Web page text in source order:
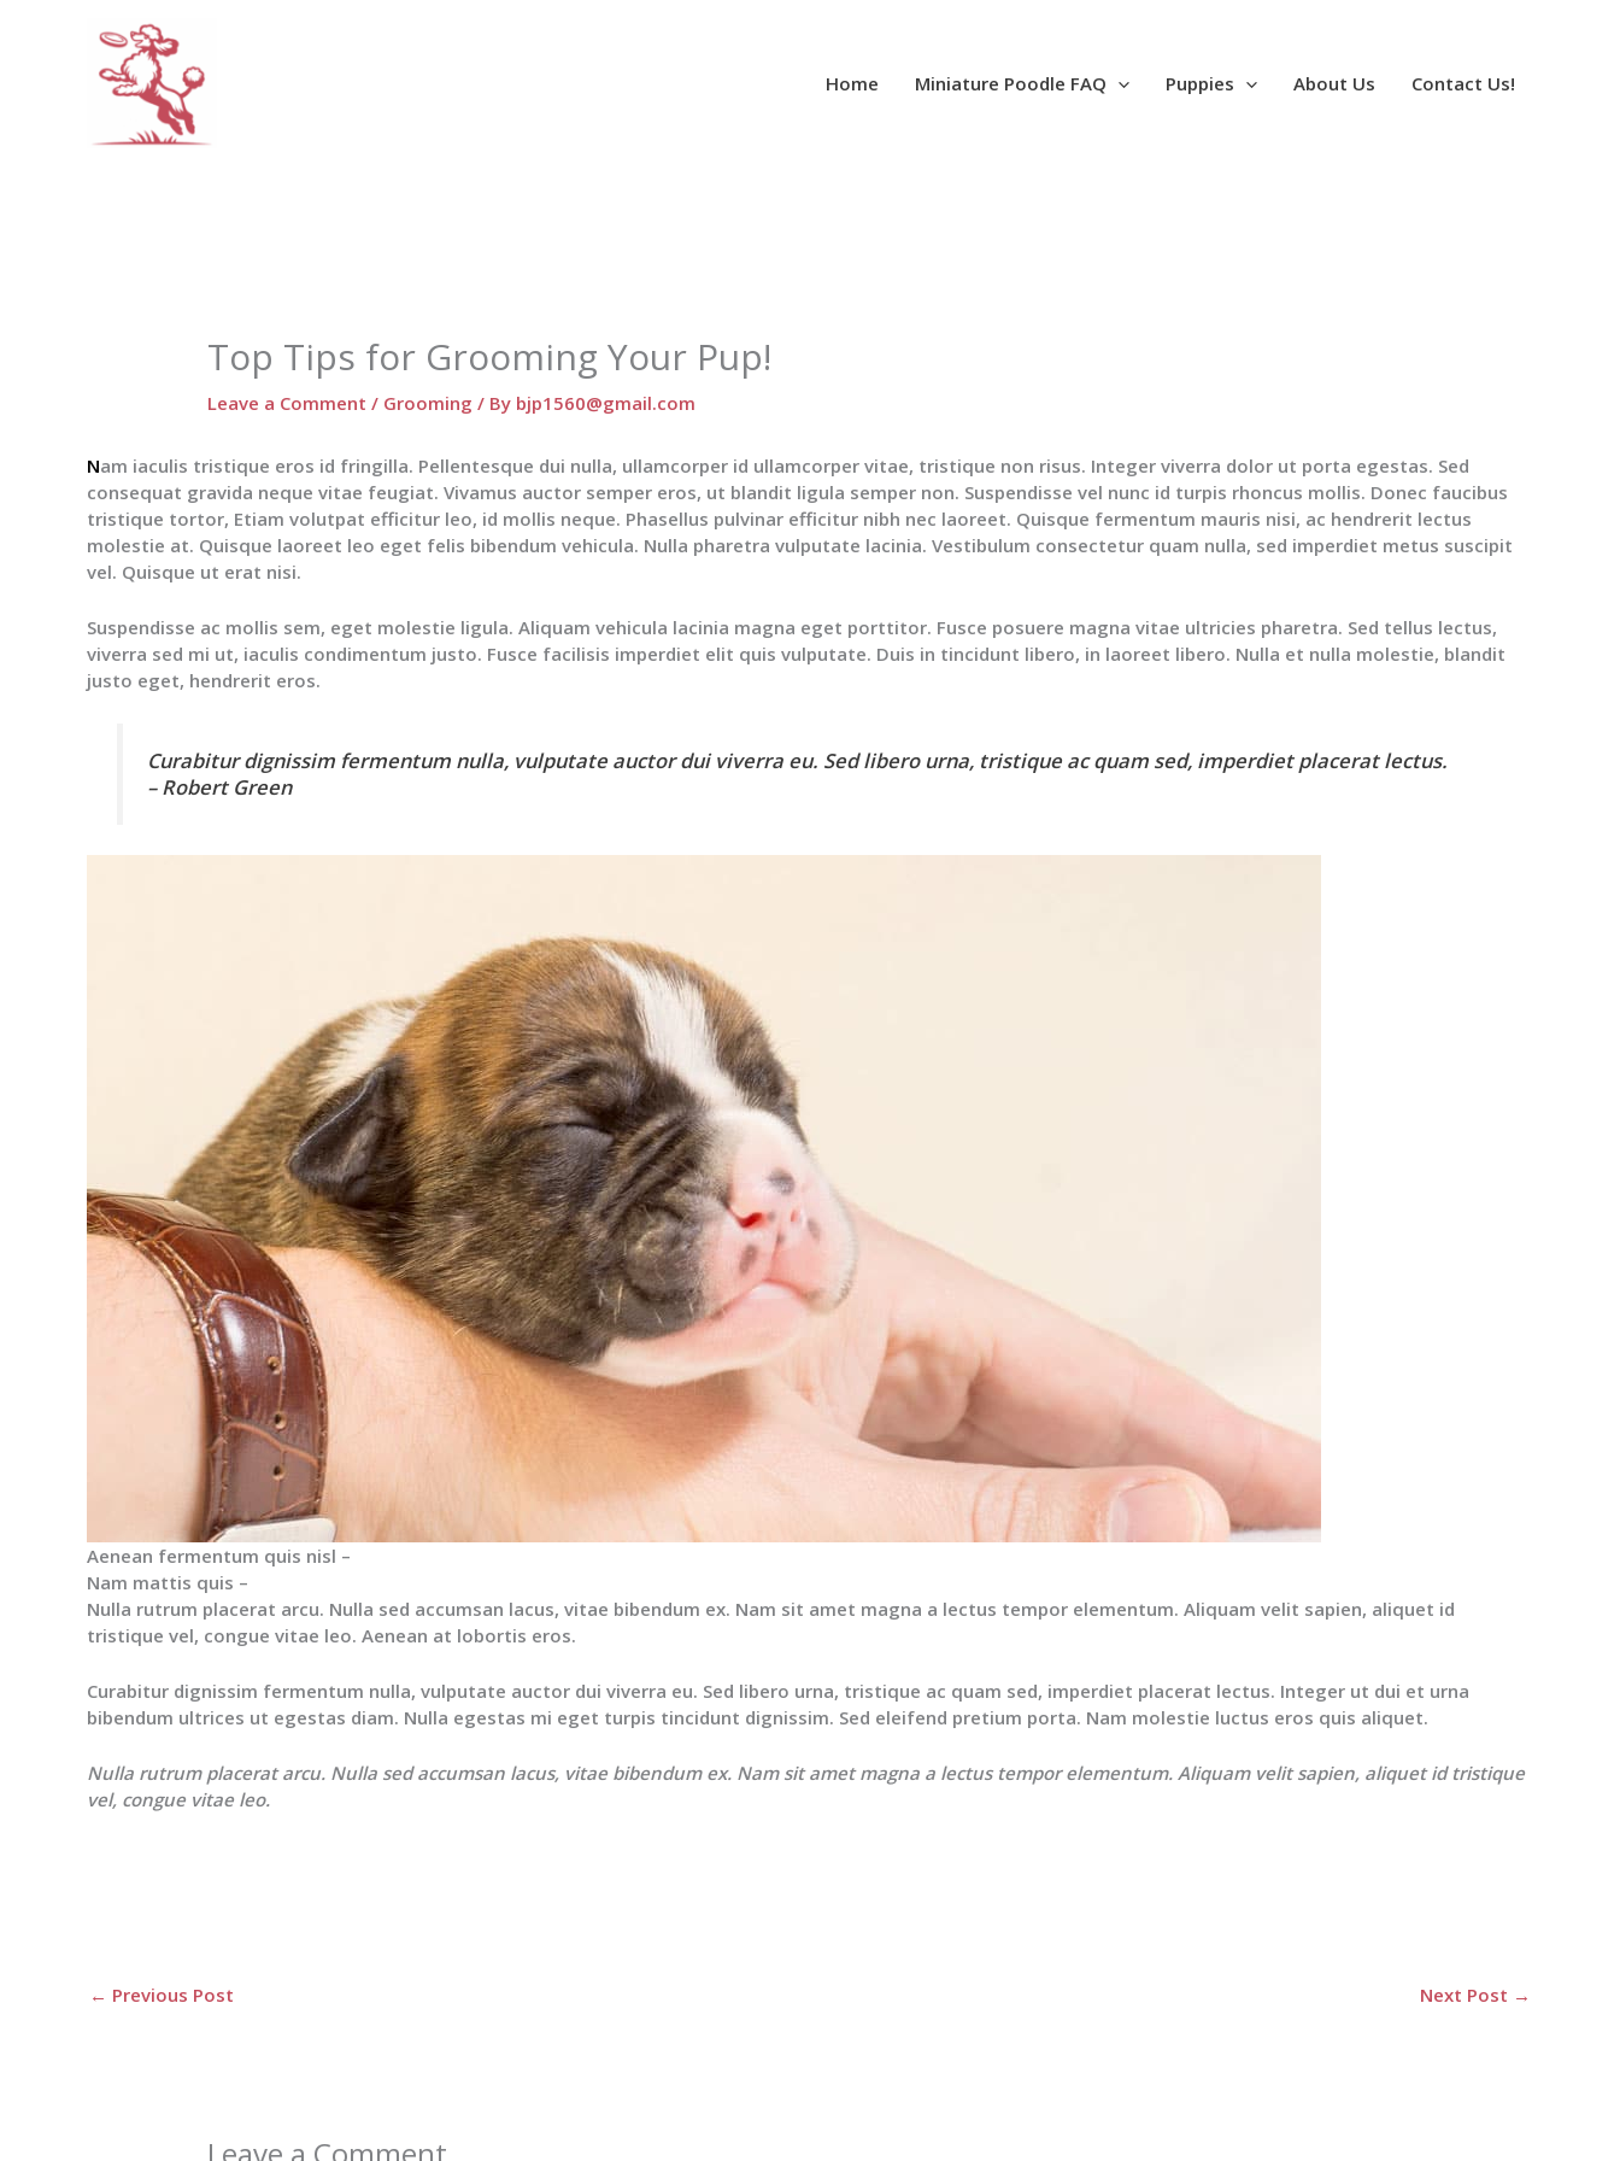
Home Miniature Poodle FAQ Puppies About Us Contact Us!
Top Tips for Grooming Your Pup!
Leave a Comment / Grooming / By bjp1560@gmail.com
Nam iaculis tristique eros id fringilla. Pellentesque dui nulla, ullamcorper id ullamcorper vitae, tristique non risus. Integer viverra dolor ut porta egestas. Sed
consequat gravida neque vitae feugiat. Vivamus auctor semper eros, ut blandit ligula semper non. Suspendisse vel nunc id turpis rhoncus mollis. Donec faucibus
tristique tortor, Etiam volutpat efficitur leo, id mollis neque. Phasellus pulvinar efficitur nibh nec laoreet. Quisque fermentum mauris nisi, ac hendrerit lectus
molestie at. Quisque laoreet leo eget felis bibendum vehicula. Nulla pharetra vulputate lacinia. Vestibulum consectetur quam nulla, sed imperdiet metus suscipit
vel. Quisque ut erat nisi.
Suspendisse ac mollis sem, eget molestie ligula. Aliquam vehicula lacinia magna eget porttitor. Fusce posuere magna vitae ultricies pharetra. Sed tellus lectus,
viverra sed mi ut, iaculis condimentum justo. Fusce facilisis imperdiet elit quis vulputate. Duis in tincidunt libero, in laoreet libero. Nulla et nulla molestie, blandit
justo eget, hendrerit eros.
Curabitur dignissim fermentum nulla, vulputate auctor dui viverra eu. Sed libero urna, tristique ac quam sed, imperdiet placerat lectus.
– Robert Green
Aenean fermentum quis nisl –
Nam mattis quis –
Nulla rutrum placerat arcu. Nulla sed accumsan lacus, vitae bibendum ex. Nam sit amet magna a lectus tempor elementum. Aliquam velit sapien, aliquet id
tristique vel, congue vitae leo. Aenean at lobortis eros.
Curabitur dignissim fermentum nulla, vulputate auctor dui viverra eu. Sed libero urna, tristique ac quam sed, imperdiet placerat lectus. Integer ut dui et urna
bibendum ultrices ut egestas diam. Nulla egestas mi eget turpis tincidunt dignissim. Sed eleifend pretium porta. Nam molestie luctus eros quis aliquet.
Nulla rutrum placerat arcu. Nulla sed accumsan lacus, vitae bibendum ex. Nam sit amet magna a lectus tempor elementum. Aliquam velit sapien, aliquet id tristique
vel, congue vitae leo.
← Previous Post Next Post →
Leave a Comment